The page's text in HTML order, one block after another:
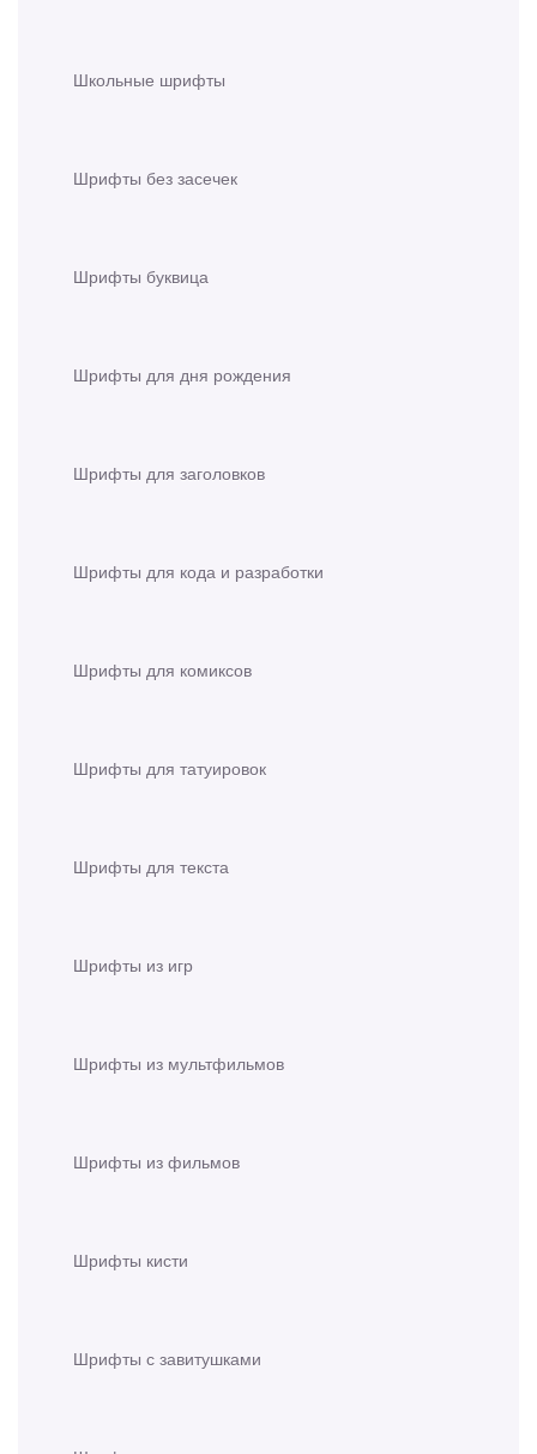
Школьные шрифты
Шрифты без засечек
Шрифты буквица
Шрифты для дня рождения
Шрифты для заголовков
Шрифты для кода и разработки
Шрифты для комиксов
Шрифты для татуировок
Шрифты для текста
Шрифты из игр
Шрифты из мультфильмов
Шрифты из фильмов
Шрифты кисти
Шрифты с завитушками